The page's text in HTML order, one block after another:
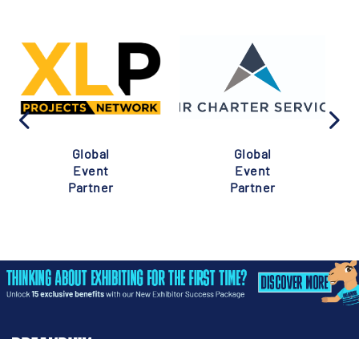
Global
Event
Partner
Global
Event
Partner